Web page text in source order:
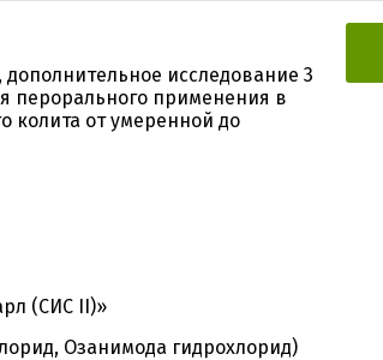
исследование 3
перорального применения в
колита от умеренной до
(СИС II)»
Озанимода гидрохлорид)